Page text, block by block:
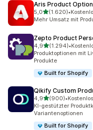
Aris Product
5,0von 5 Sternen
(1.620)
1620 Rezensionen
•
Mehr Umsatz mit
Zepto Product
4,9von 5 Sternen
(1.294)
1294 Rezensionen
•
Produktoptionen mit
Produkte
Built for Shopify
Qikify Custom
4,9von 5 Sternen
(900)
900 Rezensionen
•
KI-gestützter
Variantenoptionen
Built for Shopify